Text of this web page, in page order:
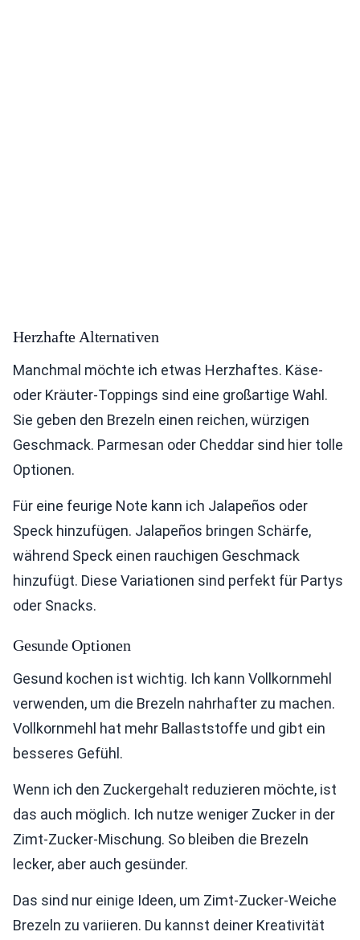
Herzhafte Alternativen
Manchmal möchte ich etwas Herzhaftes. Käse-
oder Kräuter-Toppings sind eine großartige Wahl.
Sie geben den Brezeln einen reichen, würzigen
Geschmack. Parmesan oder Cheddar sind hier tolle
Optionen.
Für eine feurige Note kann ich Jalapeños oder
Speck hinzufügen. Jalapeños bringen Schärfe,
während Speck einen rauchigen Geschmack
hinzufügt. Diese Variationen sind perfekt für Partys
oder Snacks.
Gesunde Optionen
Gesund kochen ist wichtig. Ich kann Vollkornmehl
verwenden, um die Brezeln nahrhafter zu machen.
Vollkornmehl hat mehr Ballaststoffe und gibt ein
besseres Gefühl.
Wenn ich den Zuckergehalt reduzieren möchte, ist
das auch möglich. Ich nutze weniger Zucker in der
Zimt-Zucker-Mischung. So bleiben die Brezeln
lecker, aber auch gesünder.
Das sind nur einige Ideen, um Zimt-Zucker-Weiche
Brezeln zu variieren. Du kannst deiner Kreativität